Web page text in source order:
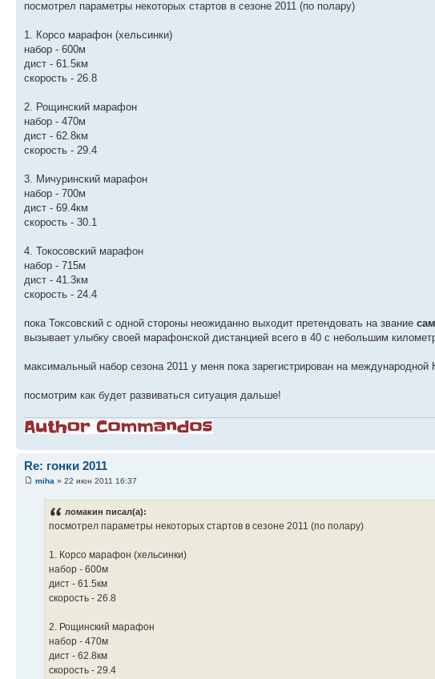
посмотрел параметры некоторых стартов в сезоне 2011 (по полару)
1. Корсо марафон (хельсинки)
набор - 600м
дист - 61.5км
скорость - 26.8
2. Рощинский марафон
набор - 470м
дист - 62.8км
скорость - 29.4
3. Мичуринский марафон
набор - 700м
дист - 69.4км
скорость - 30.1
4. Токосовский марафон
набор - 715м
дист - 41.3км
скорость - 24.4
пока Токсовский с одной стороны неожиданно выходит претендовать на звание
вызывает улыбку своей марафонской дистанцией всего в 40 с небольшим
максимальный набор сезона 2011 у меня пока зарегистрирован на международной
посмотрим как будет развиваться ситуация дальше!
Re: гонки 2011
miha » 22 июн 2011 16:37
ломакин писал(а):
посмотрел параметры некоторых стартов в сезоне 2011 (по полару)
1. Корсо марафон (хельсинки)
набор - 600м
дист - 61.5км
скорость - 26.8
2. Рощинский марафон
набор - 470м
дист - 62.8км
скорость - 29.4